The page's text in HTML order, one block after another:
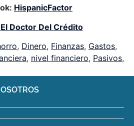
HispanicFactor
El Doctor Del Crédito
, Dinero, Finanzas, Gastos,
, nivel financiero, Pasivos,